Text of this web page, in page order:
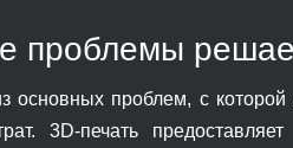
проблемы
основных проблем, с которой
3D-печать